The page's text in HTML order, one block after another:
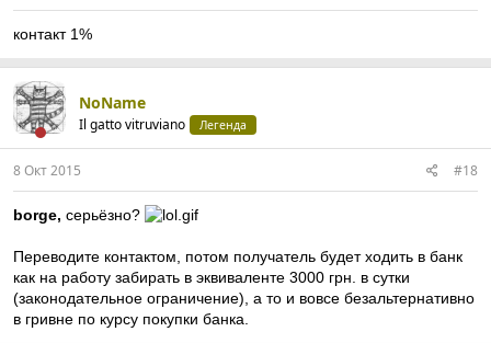
контакт 1%
NoName
Il gatto vitruviano Легенда
8 Окт 2015 #18
borge, серьёзно?
Переводите контактом, потом получатель будет ходить в банк
как на работу забирать в эквиваленте 3000 грн. в сутки
(законодательное ограничение), а то и вовсе безальтернативно
в гривне по курсу покупки банка.